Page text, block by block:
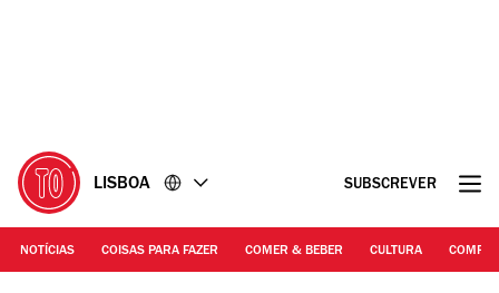
LISBOA SUBSCREVER
NOTÍCIAS COISAS PARA FAZER COMER & BEBER CULTURA
Andreea Bikfalvi | Bode Wilson